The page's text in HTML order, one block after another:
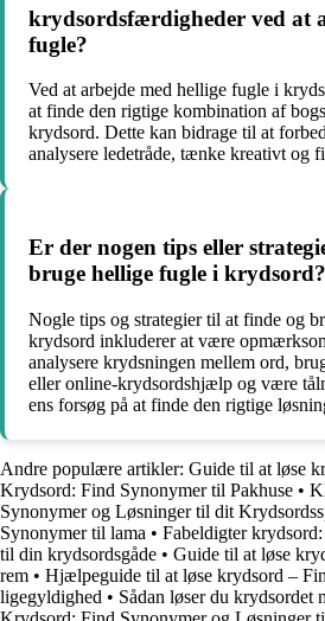
krydsordsfærdigheder ved at
fugle?
Ved at arbejde med hellige fugle i
at finde den rigtige kombination af
krydsord. Dette kan bidrage til at
analysere ledetråde, tænke kreativt og
Er der nogen tips eller
bruge hellige fugle i krydsord?
Nogle tips og strategier til at finde og
krydsord inkluderer at være
analysere krydsningen mellem ord,
eller online-krydsordshjælp og være
ens forsøg på at finde den rigtige
Andre populære artikler: Guide til at løse
Krydsord: Find Synonymer til Pakhuse •
Synonymer og Løsninger til dit
Synonymer til lama • Fabeldigter
til din krydsordsgåde • Guide til at løse
rem • Hjælpeguide til at løse krydsord –
ligegyldighed • Sådan løser du krydsordet